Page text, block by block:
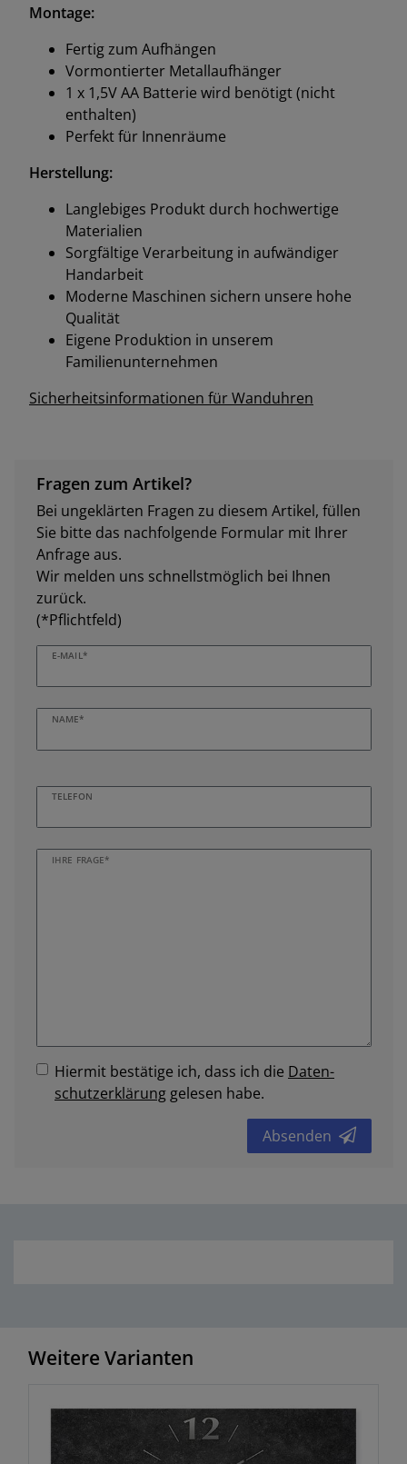
Montage:
Fertig zum Aufhängen
Vormontierter Metallaufhänger
1 x 1,5V AA Batterie wird benötigt (nicht
enthalten)
Perfekt für Innenräume
Herstellung:
Langlebiges Produkt durch hochwertige
Materialien
Sorgfältige Verarbeitung in aufwändiger
Handarbeit
Moderne Maschinen sichern unsere hohe
Qualität
Eigene Produktion in unserem
Familienunternehmen
Sicherheitsinformationen für Wanduhren
Fragen zum Artikel?
Bei ungeklärten Fragen zu diesem Artikel, füllen
Sie bitte das nachfolgende Formular mit Ihrer
Anfrage aus.
Wir melden uns schnellstmöglich bei Ihnen
zurück.
(*Pflichtfeld)
E-MAIL*
NAME*
TELEFON
IHRE FRAGE*
Hiermit bestätige ich, dass ich die Daten­
schutz­erklärung gelesen habe.
Absenden
Weitere Varianten